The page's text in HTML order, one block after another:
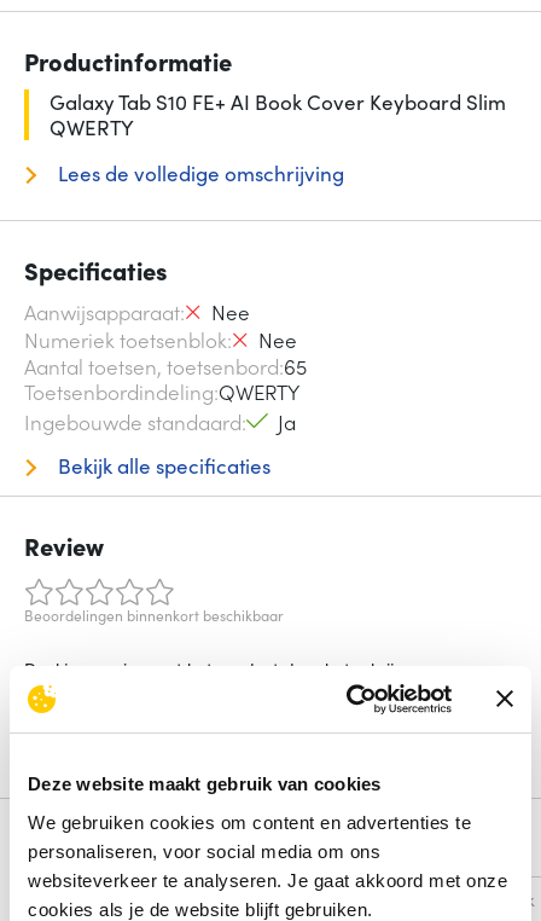
Deze website maakt gebruik van cookies
We gebruiken cookies om content en advertenties te
personaliseren, voor social media om ons
websiteverkeer te analyseren. Je gaat akkoord met onze
cookies als je de website blijft gebruiken.
Productinformatie
Galaxy Tab S10 FE+ AI Book Cover Keyboard Slim
QWERTY
Lees de volledige omschrijving
Specificaties
Aanwijsapparaat
Nee
Numeriek toetsenblok
Nee
Aantal toetsen, toetsenbord 65
Toetsenbordindeling QWERTY
Ingebouwde standaard
Ja
Bekijk alle specificaties
Review
Beoordelingen binnenkort beschikbaar
Deel je ervaring met het product door het schrijven van een
review.
Schrijf een review
Alternatieven
Vergelijk Vergelijk